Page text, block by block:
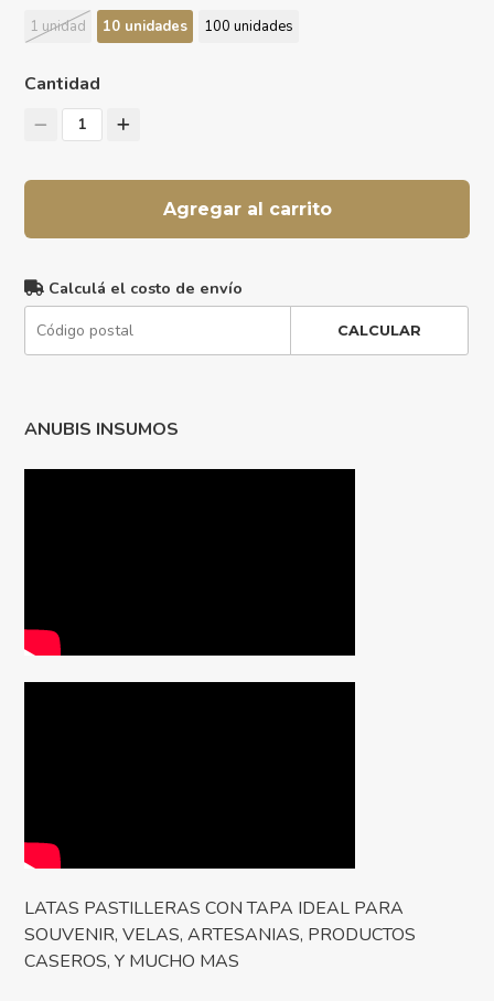
1 unidad 10 unidades 100 unidades
Cantidad
1
Agregar al carrito
Calculá el costo de envío
CALCULAR
ANUBIS INSUMOS
LATAS PASTILLERAS CON TAPA IDEAL PARA
SOUVENIR, VELAS, ARTESANIAS, PRODUCTOS
CASEROS, Y MUCHO MAS